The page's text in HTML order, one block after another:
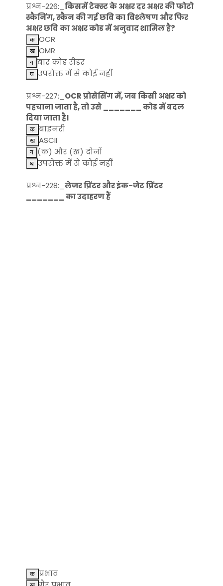
प्रश्न-226:_ किसमें टेक्स्ट के अक्षर दर अक्षर की फोटो
स्कैनिंग, स्कैन की गई छवि का विश्लेषण और फिर
अक्षर छवि का अक्षर कोड में अनुवाद शामिल है?
OCR
OMR
बार कोड रीडर
उपरोक्त में से कोई नहीं
प्रश्न-227:_ OCR प्रोसेसिंग में, जब किसी अक्षर को
पहचाना जाता है, तो उसे _______ कोड में बदल
दिया जाता है।
बाइनरी
ASCII
(क) और (ख) दोनों
उपरोक्त में से कोई नहीं
प्रश्न-228:_ लेजर प्रिंटर और इंक-जेट प्रिंटर
_______ का उदाहरण हैं
प्रभाव